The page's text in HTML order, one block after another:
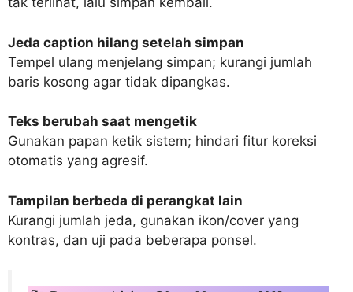
Jeda caption hilang setelah simpan
Tempel ulang menjelang simpan; kurangi jumlah
baris kosong agar tidak dipangkas.
Teks berubah saat mengetik
Gunakan papan ketik sistem; hindari fitur koreksi
otomatis yang agresif.
Tampilan berbeda di perangkat lain
Kurangi jumlah jeda, gunakan ikon/cover yang
kontras, dan uji pada beberapa ponsel.